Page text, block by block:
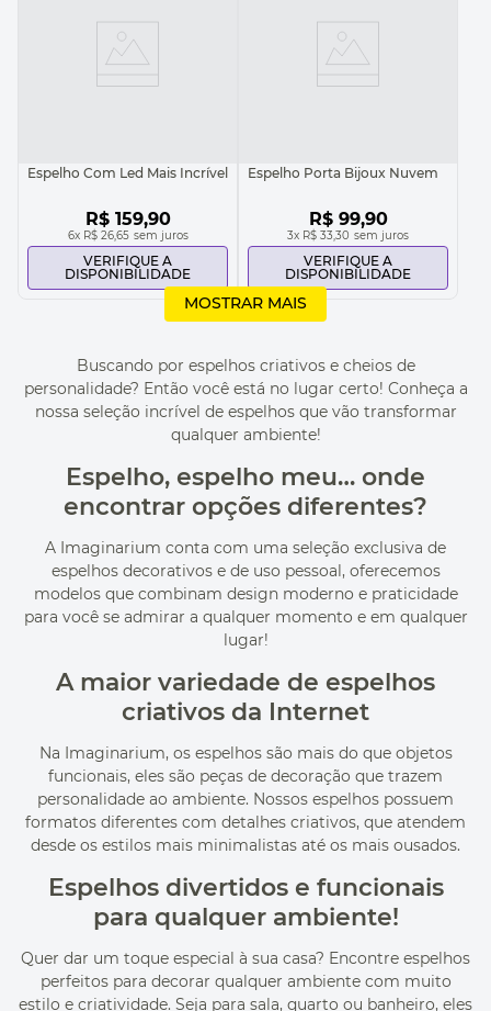
Espelho Com Led Mais Incrível
R$ 159,90
6x R$ 26,65 sem juros
VERIFIQUE A
DISPONIBILIDADE
Espelho Porta Bijoux Nuvem
R$ 99,90
3x R$ 33,30 sem juros
VERIFIQUE A
DISPONIBILIDADE
MOSTRAR MAIS
Buscando por espelhos criativos e cheios de
personalidade? Então você está no lugar certo! Conheça a
nossa seleção incrível de espelhos que vão transformar
qualquer ambiente!
Espelho, espelho meu… onde
encontrar opções diferentes?
A Imaginarium conta com uma seleção exclusiva de
espelhos decorativos e de uso pessoal, oferecemos
modelos que combinam design moderno e praticidade
para você se admirar a qualquer momento e em qualquer
lugar!
A maior variedade de espelhos
criativos da Internet
Na Imaginarium, os espelhos são mais do que objetos
funcionais, eles são peças de decoração que trazem
personalidade ao ambiente. Nossos espelhos possuem
formatos diferentes com detalhes criativos, que atendem
desde os estilos mais minimalistas até os mais ousados.
Espelhos divertidos e funcionais
para qualquer ambiente!
Quer dar um toque especial à sua casa? Encontre espelhos
perfeitos para decorar qualquer ambiente com muito
estilo e criatividade. Seja para sala, quarto ou banheiro, eles